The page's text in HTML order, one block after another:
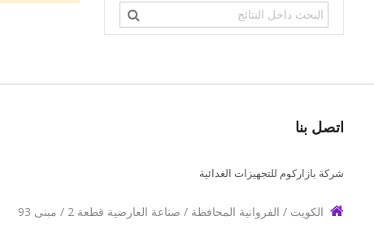
اتصل بنا
شركة بازاركوم للتجهيزات الغدائية
الكويت / الفروانية المحافظة / صناعة العارضية قطعة 2 / مبنى 93